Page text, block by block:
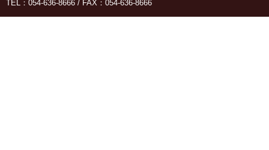
TEL：054-636-8666 / FAX：054-636-8666